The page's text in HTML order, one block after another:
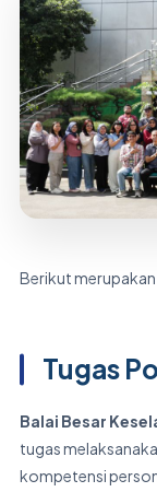
Berikut merupakan
Tugas
Balai Besar
tugas
kompetensi